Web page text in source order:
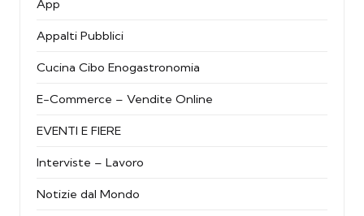
App
Appalti Pubblici
Cucina Cibo Enogastronomia
E-Commerce – Vendite Online
EVENTI E FIERE
Interviste – Lavoro
Notizie dal Mondo